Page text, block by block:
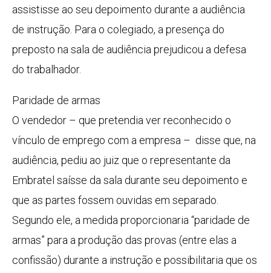
assistisse ao seu depoimento durante a audiência
de instrução. Para o colegiado, a presença do
preposto na sala de audiência prejudicou a defesa
do trabalhador.
Paridade de armas
O vendedor – que pretendia ver reconhecido o
vínculo de emprego com a empresa – disse que, na
audiência, pediu ao juiz que o representante da
Embratel saísse da sala durante seu depoimento e
que as partes fossem ouvidas em separado.
Segundo ele, a medida proporcionaria “paridade de
armas” para a produção das provas (entre elas a
confissão) durante a instrução e possibilitaria que os